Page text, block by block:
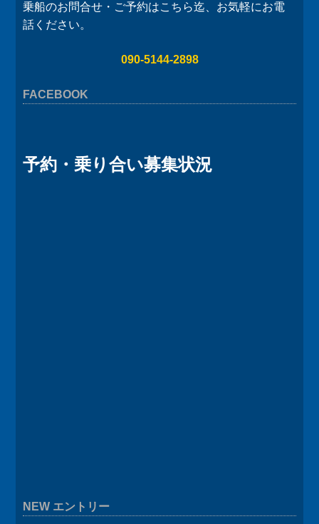
乗船のお問合せ・ご予約はこちら迄、お気軽にお電
話ください。
090-5144-2898
FACEBOOK
予約・乗り合い募集状況
NEW エントリー